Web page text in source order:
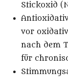
Stickoxid
vor
nach dem
für